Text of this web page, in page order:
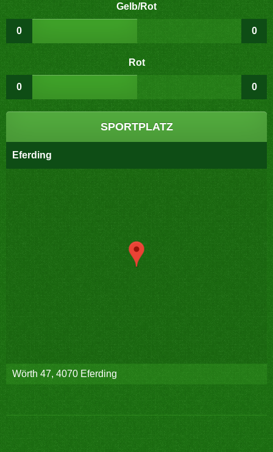
Gelb/Rot
0 0
Rot
0 0
SPORTPLATZ
Eferding
Wörth 47, 4070 Eferding